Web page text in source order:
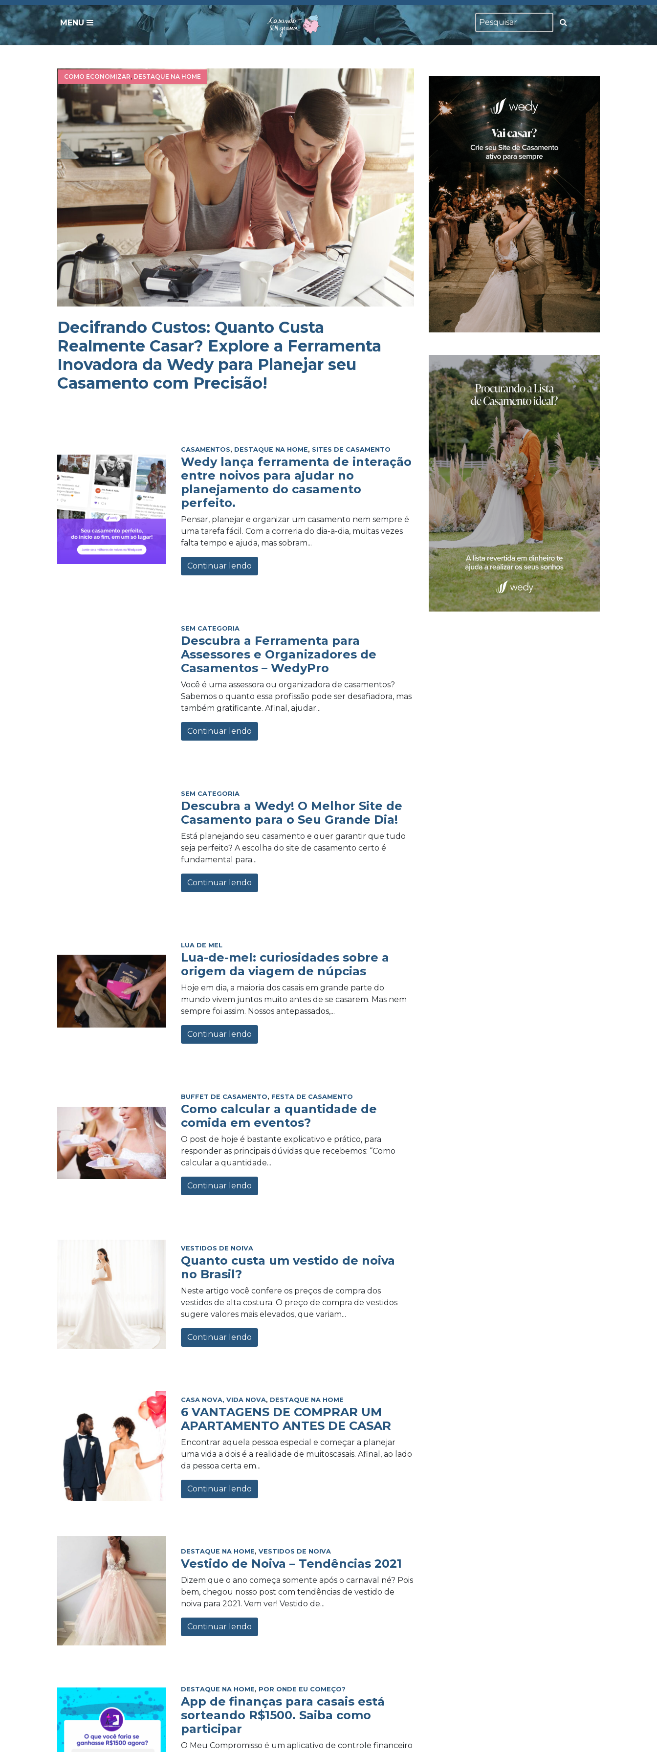
MENU
COMO ECONOMIZAR, DESTAQUE NA HOME
Decifrando Custos: Quanto Custa
Realmente Casar? Explore a Ferramenta
Inovadora da Wedy para Planejar seu
Casamento com Precisão!
CASAMENTOS, DESTAQUE NA HOME, SITES DE CASAMENTO
Wedy lança ferramenta de interação
entre noivos para ajudar no
planejamento do casamento
perfeito.
Pensar, planejar e organizar um casamento nem sempre é
uma tarefa fácil. Com a correria do dia-a-dia, muitas vezes
falta tempo e ajuda, mas sobram...
Continuar lendo
SEM CATEGORIA
Descubra a Ferramenta para
Assessores e Organizadores de
Casamentos – WedyPro
Você é uma assessora ou organizadora de casamentos?
Sabemos o quanto essa profissão pode ser desafiadora, mas
também gratificante. Afinal, ajudar...
Continuar lendo
SEM CATEGORIA
Descubra a Wedy! O Melhor Site de
Casamento para o Seu Grande Dia!
Está planejando seu casamento e quer garantir que tudo
seja perfeito? A escolha do site de casamento certo é
fundamental para...
Continuar lendo
LUA DE MEL
Lua-de-mel: curiosidades sobre a
origem da viagem de núpcias
Hoje em dia, a maioria dos casais em grande parte do
mundo vivem juntos muito antes de se casarem. Mas nem
sempre foi assim. Nossos antepassados,...
Continuar lendo
BUFFET DE CASAMENTO, FESTA DE CASAMENTO
Como calcular a quantidade de
comida em eventos?
O post de hoje é bastante explicativo e prático, para
responder as principais dúvidas que recebemos: “Como
calcular a quantidade...
Continuar lendo
VESTIDOS DE NOIVA
Quanto custa um vestido de noiva
no Brasil?
Neste artigo você confere os preços de compra dos
vestidos de alta costura. O preço de compra de vestidos
sugere valores mais elevados, que variam...
Continuar lendo
CASA NOVA, VIDA NOVA, DESTAQUE NA HOME
6 VANTAGENS DE COMPRAR UM
APARTAMENTO ANTES DE CASAR
Encontrar aquela pessoa especial e começar a planejar
uma vida a dois é a realidade de muitoscasais. Afinal, ao lado
da pessoa certa em...
Continuar lendo
DESTAQUE NA HOME,VESTIDOS DE NOIVA
Vestido de Noiva – Tendências 2021
Dizem que o ano começa somente após o carnaval né? Pois
bem, chegou nosso post com tendências de vestido de
noiva para 2021. Vem ver! Vestido de...
Continuar lendo
DESTAQUE NA HOME, POR ONDE EU COMEÇO?
App de finanças para casais está
sorteando R$1500. Saiba como
participar
O Meu Compromisso é um aplicativo de controle financeiro